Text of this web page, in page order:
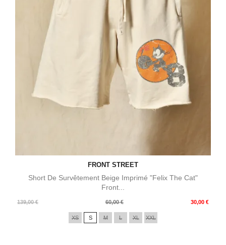
FRONT STREET
Short De Survêtement Beige Imprimé "Felix The Cat"
Front...
139,00 €
Prix
60,00 € 30,00 €
Prix
XS S M L XL XXL